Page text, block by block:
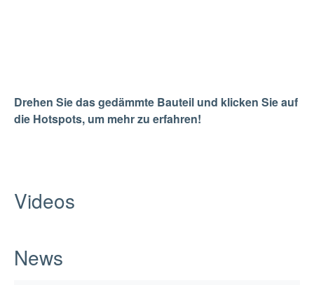
Drehen Sie das gedämmte Bauteil und klicken Sie auf
die Hotspots, um mehr zu erfahren!
Videos
News